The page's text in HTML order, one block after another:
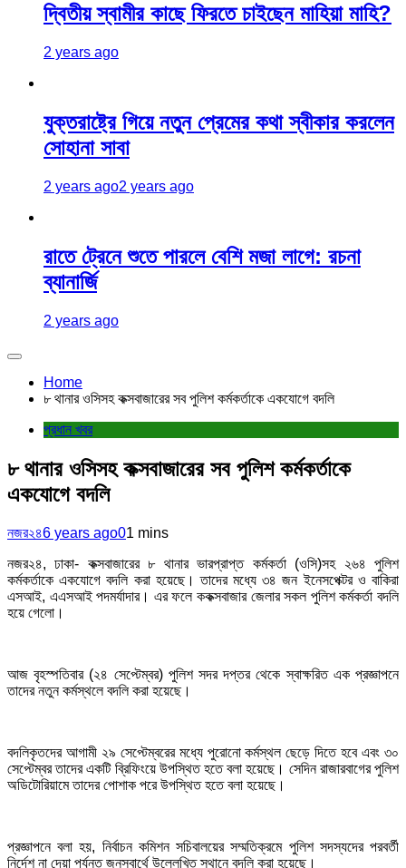
দ্বিতীয় স্বামীর কাছে ফিরতে চাইছেন মাহিয়া মাহি?
2 years ago
যুক্তরাষ্ট্রে গিয়ে নতুন প্রেমের কথা স্বীকার করলেন
সোহানা সাবা
2 years ago2 years ago
রাতে ট্রেনে শুতে পারলে বেশি মজা লাগে: রচনা
ব্যানার্জি
2 years ago
Home
৮ থানার ওসিসহ কক্সবাজারের সব পুলিশ কর্মকর্তাকে একযোগে বদলি
প্রধান খবর
৮ থানার ওসিসহ কক্সবাজারের সব পুলিশ কর্মকর্তাকে
একযোগে বদলি
নজর২৪6 years ago01 mins
নজর২৪, ঢাকা- কক্সবাজারের ৮ থানার ভারপ্রাপ্ত কর্মকর্তা (ওসি)সহ ২৬৪ পুলিশ
কর্মকর্তাকে একযোগে বদলি করা হয়েছে। তাদের মধ্যে ৩৪ জন ইনেসপেক্টর ও বাকিরা
এসআই, এএসআই পদমর্যাদার। এর ফলে ককক্সবাজার জেলার সকল পুলিশ কর্মকর্তা বদলি
হয়ে গেলো।
আজ বৃহস্পতিবার (২৪ সেপ্টেম্বর) পুলিশ সদর দপ্তর থেকে স্বাক্ষরিত এক প্রজ্ঞাপনে
তাদের নতুন কর্মস্থলে বদলি করা হয়েছে।
বদলিকৃতদের আগামী ২৯ সেপ্টেম্বরের মধ্যে পুরোনো কর্মস্থল ছেড়ে দিতে হবে এবং ৩০
সেপ্টেম্বর তাদের একটি ব্রিফিংয়ে উপস্থিত হতে বলা হয়েছে। সেদিন রাজারবাগের পুলিশ
অডিটোরিয়ামে তাদের পোশাক পরে উপস্থিত হতে বলা হয়েছে।
প্রজ্ঞাপনে বলা হয়, নির্বাচন কমিশন সচিবালয়ের সম্মতিক্রমে পুলিশ সদস্যদের পরবর্তী
নির্দেশ না দেয়া পর্যন্ত জনস্বার্থে উল্লেখিত স্থানে বদলি করা হয়েছে।